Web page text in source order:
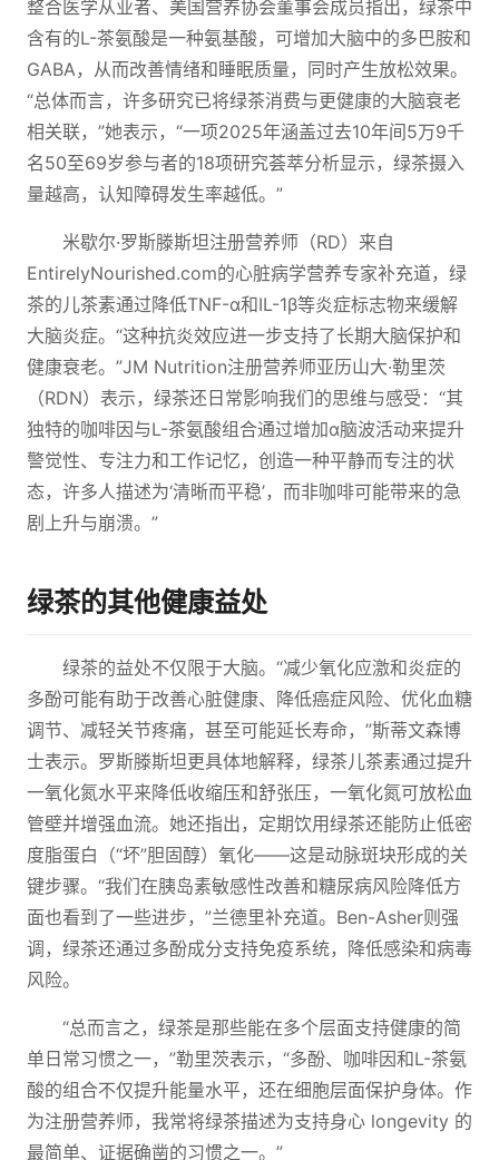
整合医学从业者、美国营养协会董事会成员指出，绿茶中
含有的L-茶氨酸是一种氨基酸，可增加大脑中的多巴胺和
GABA，从而改善情绪和睡眠质量，同时产生放松效果。
“总体而言，许多研究已将绿茶消费与更健康的大脑衰老
相关联，”她表示，“一项2025年涵盖过去10年间5万9千
名50至69岁参与者的18项研究荟萃分析显示，绿茶摄入
量越高，认知障碍发生率越低。”
米歇尔·罗斯滕斯坦注册营养师（RD）来自
EntirelyNourished.com的心脏病学营养专家补充道，绿
茶的儿茶素通过降低TNF-α和IL-1β等炎症标志物来缓解
大脑炎症。“这种抗炎效应进一步支持了长期大脑保护和
健康衰老。”JM Nutrition注册营养师亚历山大·勒里茨
（RDN）表示，绿茶还日常影响我们的思维与感受：“其
独特的咖啡因与L-茶氨酸组合通过增加α脑波活动来提升
警觉性、专注力和工作记忆，创造一种平静而专注的状
态，许多人描述为‘清晰而平稳’，而非咖啡可能带来的急
剧上升与崩溃。”
绿茶的其他健康益处
绿茶的益处不仅限于大脑。“减少氧化应激和炎症的
多酚可能有助于改善心脏健康、降低癌症风险、优化血糖
调节、减轻关节疼痛，甚至可能延长寿命，”斯蒂文森博
士表示。罗斯滕斯坦更具体地解释，绿茶儿茶素通过提升
一氧化氮水平来降低收缩压和舒张压，一氧化氮可放松血
管壁并增强血流。她还指出，定期饮用绿茶还能防止低密
度脂蛋白（“坏”胆固醇）氧化——这是动脉斑块形成的关
键步骤。“我们在胰岛素敏感性改善和糖尿病风险降低方
面也看到了一些进步，”兰德里补充道。Ben-Asher则强
调，绿茶还通过多酚成分支持免疫系统，降低感染和病毒
风险。
“总而言之，绿茶是那些能在多个层面支持健康的简
单日常习惯之一，”勒里茨表示，“多酚、咖啡因和L-茶氨
酸的组合不仅提升能量水平，还在细胞层面保护身体。作
为注册营养师，我常将绿茶描述为支持身心 longevity 的
最简单、证据确凿的习惯之一。”